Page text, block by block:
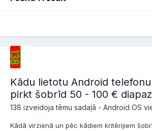
Kādu lietotu Android
pirkt šobrīd 50 - 100 €
138 izveidoja tēmu sadaļā - Android OS
Kādā virzienā un pēc kādiem kritērijiem